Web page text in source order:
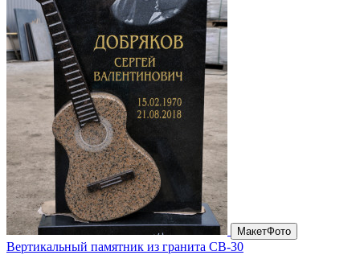
МакетФото
Вертикальный памятник из гранита СВ-30